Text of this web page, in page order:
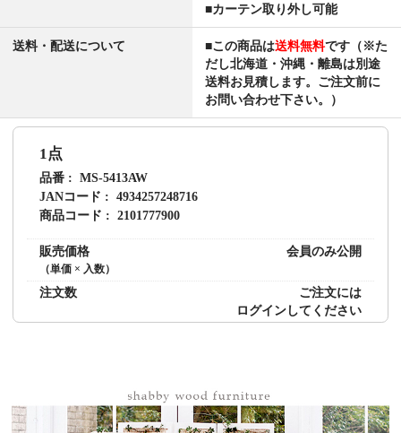
■カーテン取り外し可能
送料・配送について ■この商品は送料無料です（※た
だし北海道・沖縄・離島は別途
送料お見積します。ご注文前に
お問い合わせ下さい。）
1点
品番
MS-5413AW
JANコード
4934257248716
商品コード
2101777900
販売価格
（単価 × 入数）
会員のみ公開
注文数
ご注文には
ログインしてください